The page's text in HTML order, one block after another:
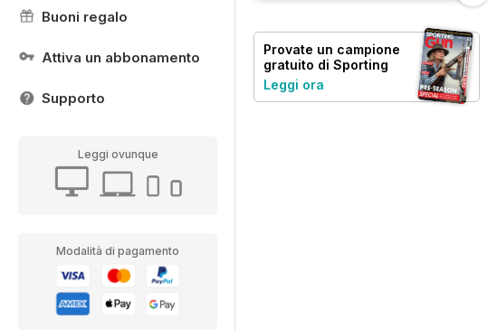
Buoni regalo
Attiva un abbonamento
Supporto
Leggi ovunque
Modalità di pagamento
Provate un campione
gratuito di Sporting
Gun
Leggi ora